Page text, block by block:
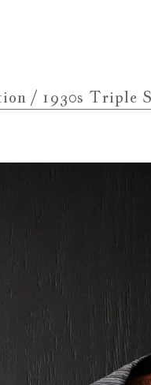
/ 1930s Triple